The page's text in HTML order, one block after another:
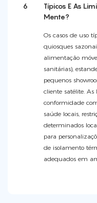
6
Típicos E As
Mente?
Os casos de uso
quiosques
alimentação
sanitárias),
pequenos
cliente satélite.
conformidade
saúde locais,
determinados
para
de isolamento
adequados em